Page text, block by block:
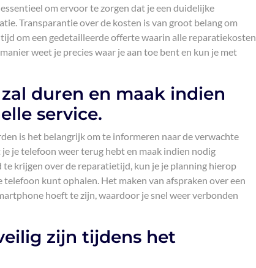
om ervoor te zorgen dat je een duidelijke
Transparantie over de kosten is van groot belang om
om een gedetailleerde offerte waarin alle reparatiekosten
weet je precies waar je aan toe bent en kun je met
duren en maak indien
service.
is het belangrijk om te informeren naar de verwachte
je telefoon weer terug hebt en maak indien nodig
krijgen over de reparatietijd, kun je je planning hierop
kunt ophalen. Het maken van afspraken over een
hoeft te zijn, waardoor je snel weer verbonden
zijn tijdens het